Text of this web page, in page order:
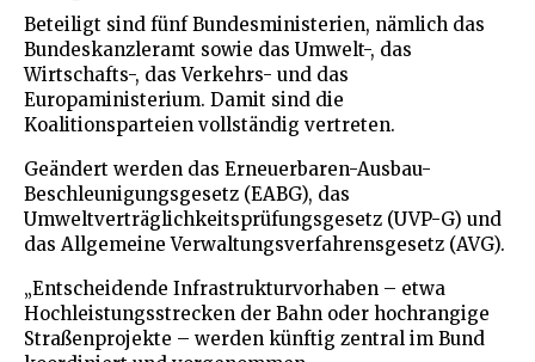
Beteiligt sind fünf Bundesministerien, nämlich das
Bundeskanzleramt sowie das Umwelt-, das
Wirtschafts-, das Verkehrs- und das
Europaministerium. Damit sind die
Koalitionsparteien vollständig vertreten.
Geändert werden das Erneuerbaren-Ausbau-
Beschleunigungsgesetz (EABG), das
Umweltverträglichkeitsprüfungsgesetz (UVP-G) und
das Allgemeine Verwaltungsverfahrensgesetz (AVG).
„Entscheidende Infrastrukturvorhaben – etwa
Hochleistungsstrecken der Bahn oder hochrangige
Straßenprojekte – werden künftig zentral im Bund